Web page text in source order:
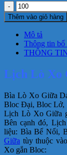
Lịch
Lò
Xo
Giữa
Dán
Nổi
Phát
Tài
số
Thêm vào giỏ hàng
Mô tả
Thông tin bổ
THÔNG
Lịch Lò Xo
Bìa Lò Xo Giữa
Bloc Đại, Bloc Lở,
Lịch Lò Xo Giữa
Bên cạnh đó,
liệu: Bìa Bế Nổi,
Giữa tùy thuộc
Xo gắn Bloc: